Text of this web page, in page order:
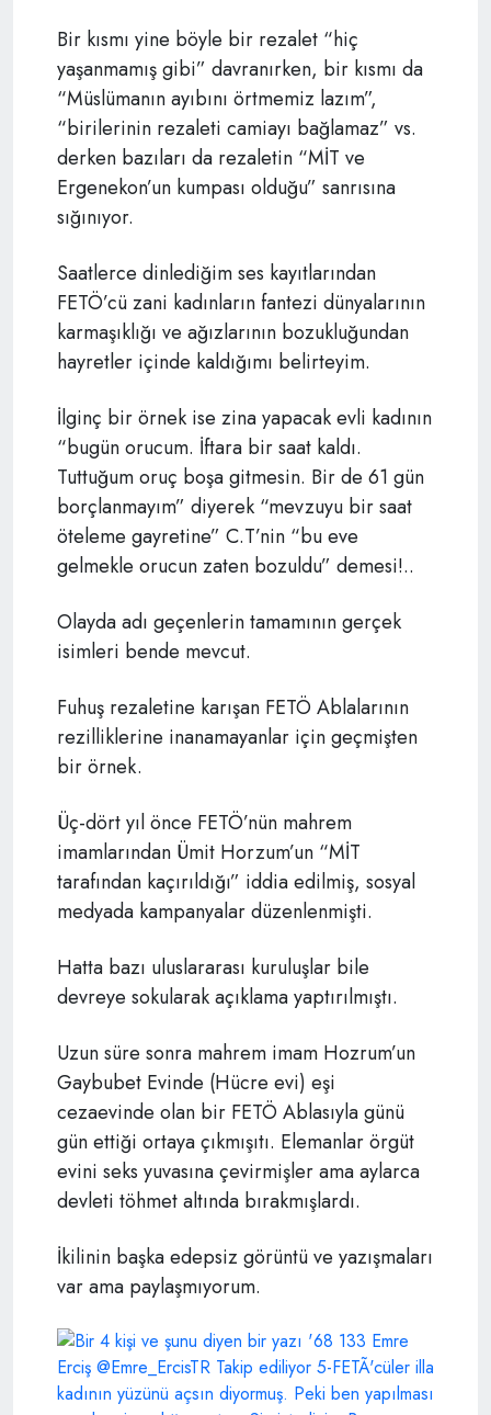
Bir kısmı yine böyle bir rezalet “hiç
yaşanmamış gibi” davranırken, bir kısmı da
“Müslümanın ayıbını örtmemiz lazım”,
“birilerinin rezaleti camiayı bağlamaz” vs.
derken bazıları da rezaletin “MİT ve
Ergenekon’un kumpası olduğu” sanrısına
sığınıyor.
Saatlerce dinlediğim ses kayıtlarından
FETÖ’cü zani kadınların fantezi dünyalarının
karmaşıklığı ve ağızlarının bozukluğundan
hayretler içinde kaldığımı belirteyim.
İlginç bir örnek ise zina yapacak evli kadının
“bugün orucum. İftara bir saat kaldı.
Tuttuğum oruç boşa gitmesin. Bir de 61 gün
borçlanmayım” diyerek “mevzuyu bir saat
öteleme gayretine” C.T’nin “bu eve
gelmekle orucun zaten bozuldu” demesi!..
Olayda adı geçenlerin tamamının gerçek
isimleri bende mevcut.
Fuhuş rezaletine karışan FETÖ Ablalarının
rezilliklerine inanamayanlar için geçmişten
bir örnek.
Üç-dört yıl önce FETÖ’nün mahrem
imamlarından Ümit Horzum’un “MİT
tarafından kaçırıldığı” iddia edilmiş, sosyal
medyada kampanyalar düzenlenmişti.
Hatta bazı uluslararası kuruluşlar bile
devreye sokularak açıklama yaptırılmıştı.
Uzun süre sonra mahrem imam Hozrum’un
Gaybubet Evinde (Hücre evi) eşi
cezaevinde olan bir FETÖ Ablasıyla günü
gün ettiği ortaya çıkmışıtı. Elemanlar örgüt
evini seks yuvasına çevirmişler ama aylarca
devleti töhmet altında bırakmışlardı.
İkilinin başka edepsiz görüntü ve yazışmaları
var ama paylaşmıyorum.